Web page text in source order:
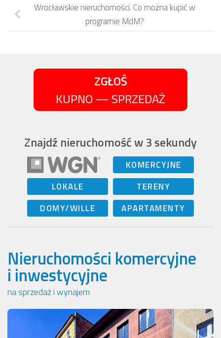
Wrocławskie nieruchomości. Co można kupić w
programie MdM?
ZGŁOŚ
KUPNO — SPRZEDAŻ
Znajdź nieruchomość w 3 sekundy
KOMERCYJNE
LOKALE
TERENY
DOMY/WILLE
APARTAMENTY
Nieruchomości komercyjne
i inwestycyjne
na sprzedaż i wynajem